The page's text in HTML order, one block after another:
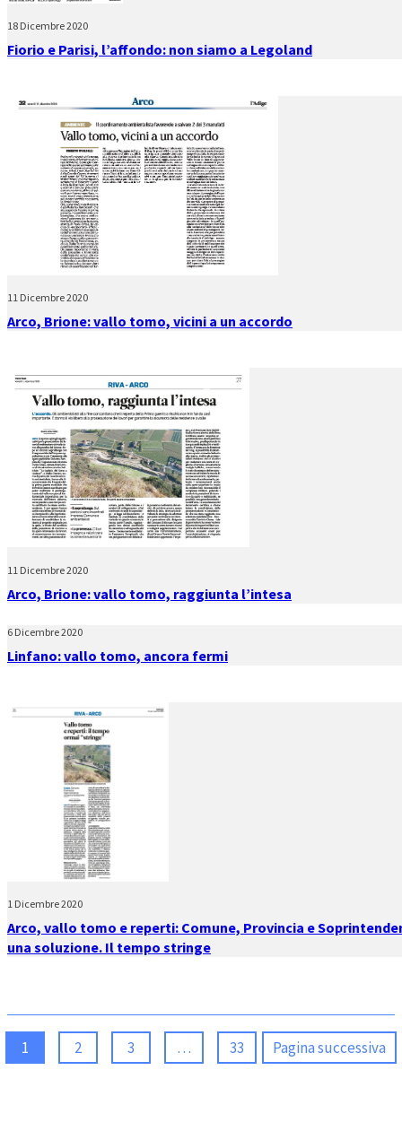
18 Dicembre 2020
Fiorio e Parisi, l’affondo: non siamo a Legoland
11 Dicembre 2020
Arco, Brione: vallo tomo, vicini a un accordo
11 Dicembre 2020
Arco, Brione: vallo tomo, raggiunta l’intesa
6 Dicembre 2020
Linfano: vallo tomo, ancora fermi
1 Dicembre 2020
Arco, vallo tomo e reperti: Comune, Provincia e
una soluzione. Il tempo stringe
1 2 3 … 33 Pagina successiva